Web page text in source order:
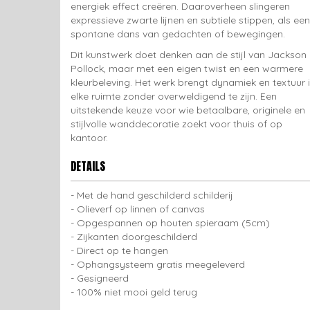
energiek effect creëren. Daaroverheen slingeren
expressieve zwarte lijnen en subtiele stippen, als een
spontane dans van gedachten of bewegingen.
Dit kunstwerk doet denken aan de stijl van Jackson
Pollock, maar met een eigen twist en een warmere
kleurbeleving. Het werk brengt dynamiek en textuur
elke ruimte zonder overweldigend te zijn. Een
uitstekende keuze voor wie betaalbare, originele en
stijlvolle wanddecoratie zoekt voor thuis of op
kantoor.
DETAILS
Met de hand geschilderd schilderij
Olieverf op linnen of canvas
Opgespannen op houten spieraam (5cm)
Zijkanten doorgeschilderd
Direct op te hangen
Ophangsysteem gratis meegeleverd
Gesigneerd
100% niet mooi geld terug